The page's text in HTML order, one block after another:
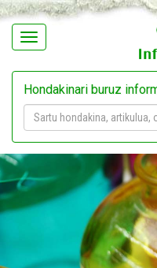
Navegación
Hondakinari buruz